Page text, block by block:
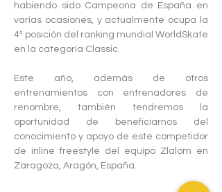
habiendo sido Campeona de España en
varias ocasiones, y actualmente ocupa la
4ª posición del ranking mundial WorldSkate
en la categoría Classic.
Este año, además de otros
entrenamientos con entrenadores de
renombre, también tendremos la
oportunidad de beneficiarnos del
conocimiento y apoyo de este competidor
de inline freestyle del equipo Zlalom en
Zaragoza, Aragón, España.